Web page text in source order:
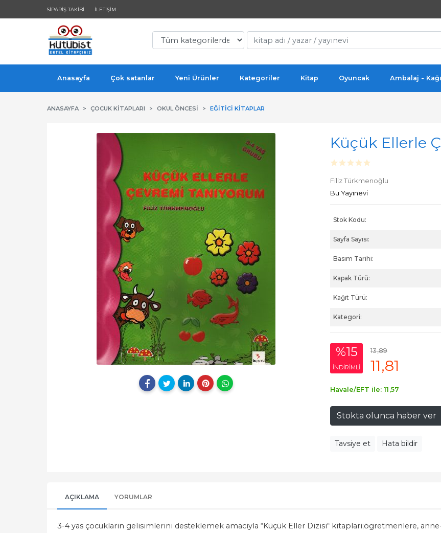
SIPARIŞ TAKIBI İLETIŞIM
Anasayfa Çok satanlar Yeni Ürünler Kategoriler Kitap Oyuncak Ambalaj -
ANASAYFA ÇOCUK KITAPLARI OKUL ÖNCESI EĞITICI KITAPLAR
Küçük Ellerle
Filiz Türkmenoğlu
Bu Yayınevi
Stok Kodu:
Sayfa Sayısı:
Basım Tarihi:
Kapak Türü:
Kağıt Türü:
Kategori:
%15
INDIRIMLI
13,89
11,81
Havale/EFT ile: 11 ,57
Stokta olunca haber ver
Tavsiye et Hata bildir
AÇIKLAMA YORUMLAR
3-4 yas çocuklarin gelisimlerini desteklemek amaciyla “Küçük Eller Dizisi“ kitaplari;ögretmenlere,